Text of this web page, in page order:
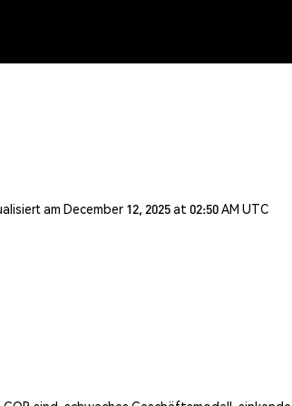
am December 12, 2025 at 02:50 AM UTC